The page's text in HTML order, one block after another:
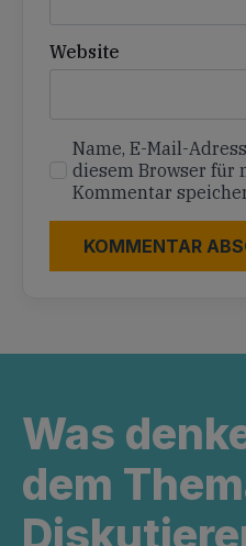
Website
Name, E-Mail-
diesem Browser für
Kommentar
Was
dem